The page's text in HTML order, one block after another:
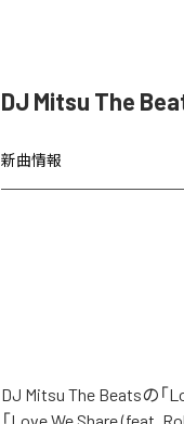
DJ Mitsu The
新曲情報
DJ Mitsu The Beatsの「
「Love We Share (feat.